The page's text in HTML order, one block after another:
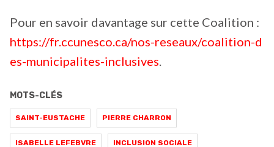
Pour en savoir davantage sur cette Coalition :
https://fr.ccunesco.ca/nos-reseaux/coalition-d
es-municipalites-inclusives
MOTS-CLÉS
SAINT-EUSTACHE PIERRE CHARRON
ISABELLE LEFEBVRE INCLUSION SOCIALE